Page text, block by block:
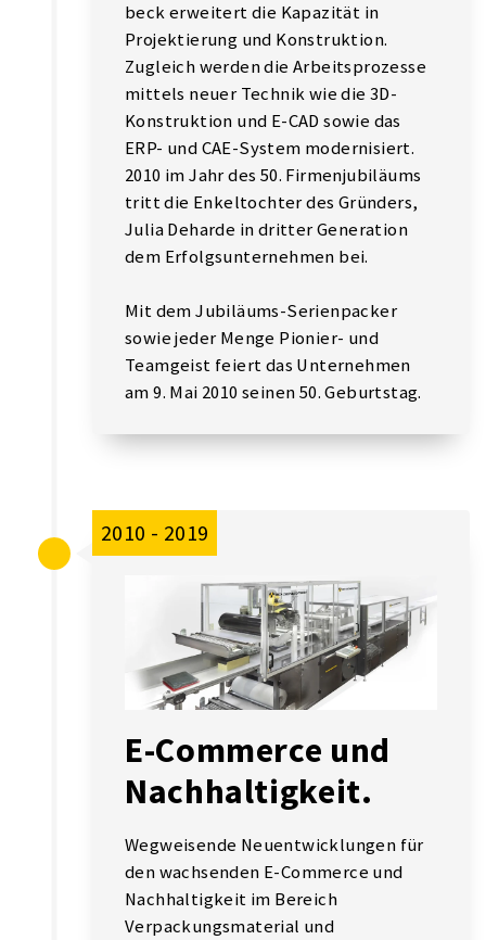
beck erweitert die Kapazität in
Projektierung und Konstruktion.
Zugleich werden die Arbeitsprozesse
mittels neuer Technik wie die 3D-
Konstruktion und E-CAD sowie das
ERP- und CAE-System modernisiert.
2010 im Jahr des 50. Firmenjubiläums
tritt die Enkeltochter des Gründers,
Julia Deharde in dritter Generation
dem Erfolgsunternehmen bei.
Mit dem Jubiläums-Serienpacker
sowie jeder Menge Pionier- und
Teamgeist feiert das Unternehmen
am 9. Mai 2010 seinen 50. Geburtstag.
2010 - 2019
E-Commerce und
Nachhaltigkeit.
Wegweisende Neuentwicklungen für
den wachsenden E-Commerce und
Nachhaltigkeit im Bereich
Verpackungsmaterial und